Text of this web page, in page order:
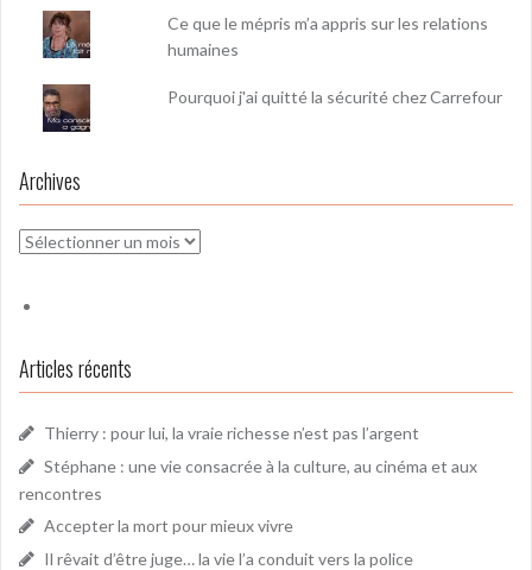
Ce que le mépris m’a appris sur les relations
humaines
Pourquoi j'ai quitté la sécurité chez Carrefour
Archives
Archives
Articles récents
Thierry : pour lui, la vraie richesse n’est pas l’argent
Stéphane : une vie consacrée à la culture, au cinéma et aux
rencontres
Accepter la mort pour mieux vivre
Il rêvait d’être juge… la vie l’a conduit vers la police